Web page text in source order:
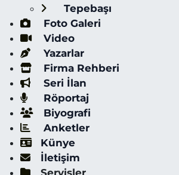
Tepebaşı
Foto Galeri
Video
Yazarlar
Firma Rehberi
Seri İlan
Röportaj
Biyografi
Anketler
Künye
İletişim
Servisler